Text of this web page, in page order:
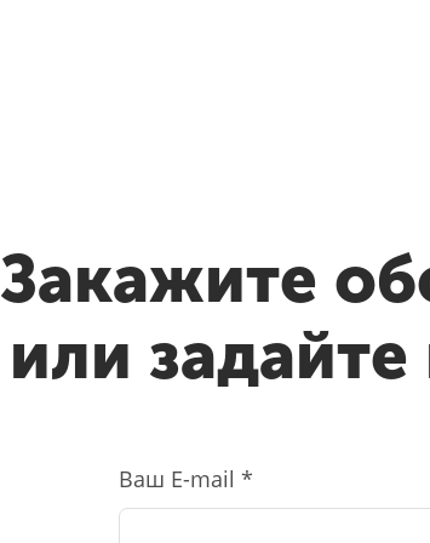
Закажите
или
Ваш E-mail *